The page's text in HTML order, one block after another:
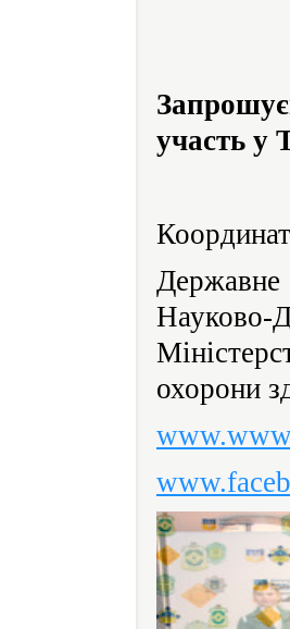
участь у
Державне
охорони